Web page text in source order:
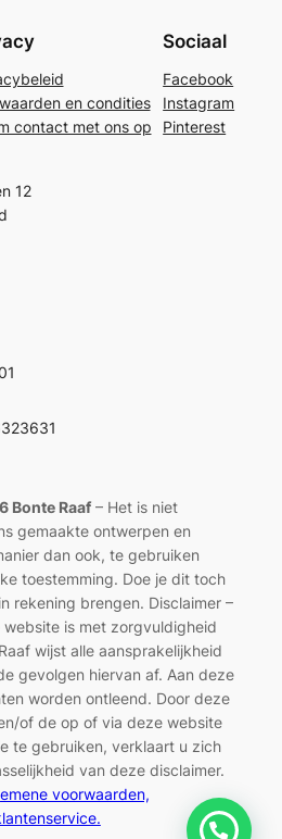
en condities
contact met ons op
Sociaal
Facebook
Instagram
Pinterest
12
Bonte Raaf– Het is niet
gemaakte ontwerpen en
dan ook, te gebruiken
toestemming. Doe je dit toch
rekening brengen. Disclaimer –
is met zorgvuldigheid
wijst alle aansprakelijkheid
gevolgen hiervan af. Aan deze
worden ontleend. Door deze
of de op of via deze website
te gebruiken, verklaart u zich
van deze disclaimer.
voorwaarden,